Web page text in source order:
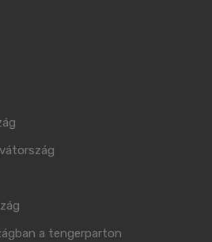
a tengerparton